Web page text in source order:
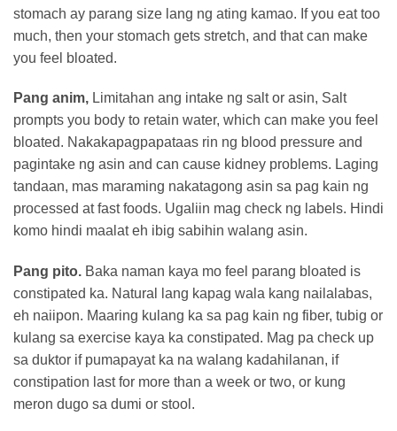
stomach ay parang size lang ng ating kamao. If you eat too
much, then your stomach gets stretch, and that can make
you feel bloated.
Pang anim, Limitahan ang intake ng salt or asin, Salt
prompts you body to retain water, which can make you feel
bloated. Nakakapagpapataas rin ng blood pressure and
pagintake ng asin and can cause kidney problems. Laging
tandaan, mas maraming nakatagong asin sa pag kain ng
processed at fast foods. Ugaliin mag check ng labels. Hindi
komo hindi maalat eh ibig sabihin walang asin.
Pang pito. Baka naman kaya mo feel parang bloated is
constipated ka. Natural lang kapag wala kang nailalabas,
eh naiipon. Maaring kulang ka sa pag kain ng fiber, tubig or
kulang sa exercise kaya ka constipated. Mag pa check up
sa duktor if pumapayat ka na walang kadahilanan, if
constipation last for more than a week or two, or kung
meron dugo sa dumi or stool.